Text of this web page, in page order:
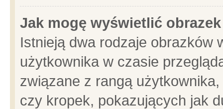
Jak mogę wyświetlić
Istnieją dwa rodzaje obrazków
użytkownika w czasie
związane z rangą
czy kropek, pokazujących jak